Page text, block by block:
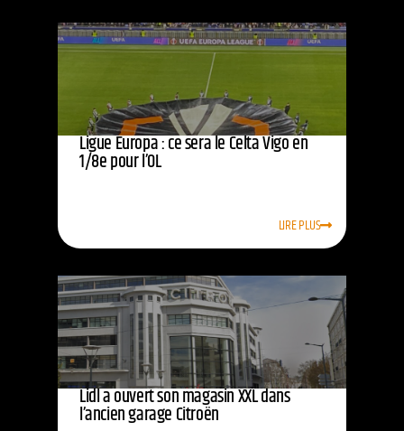
Ligue Europa : ce sera le Celta Vigo en
1/8e pour l’OL
LIRE PLUS
Lidl a ouvert son magasin XXL dans
l’ancien garage Citroën